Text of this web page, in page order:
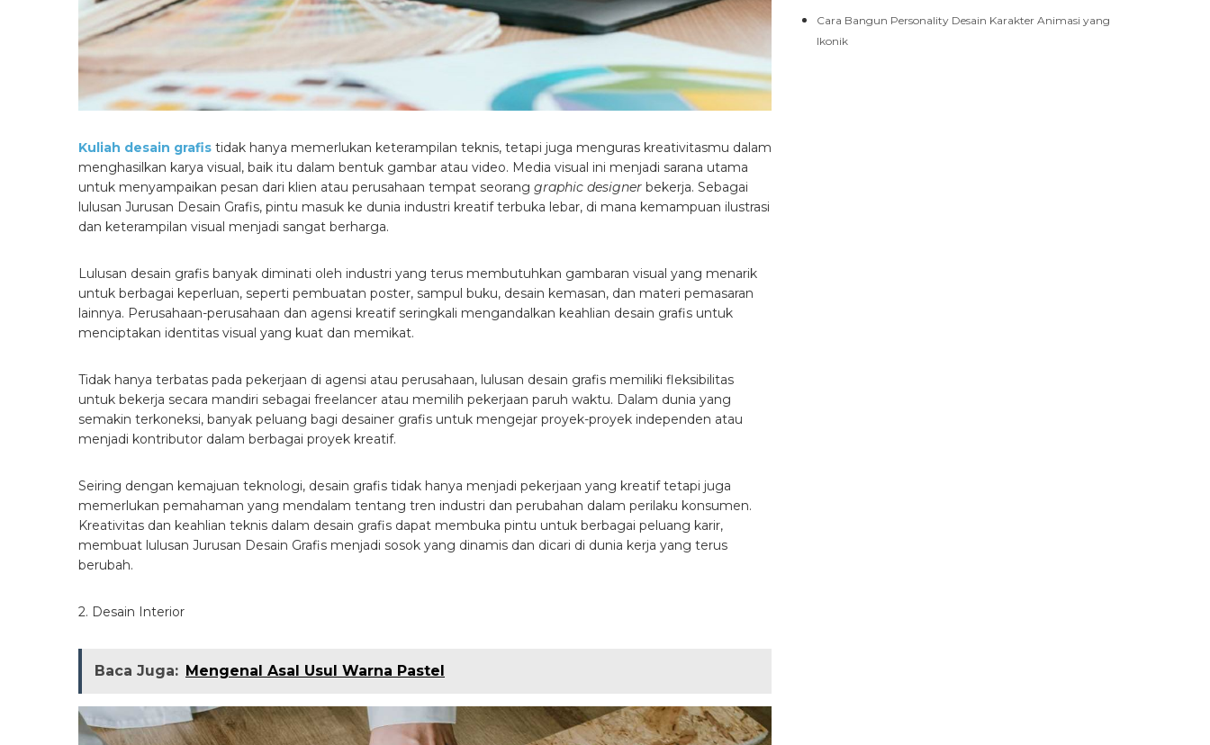
Kuliah desain grafis tidak hanya memerlukan keterampilan teknis, tetapi juga menguras kreativitasmu dalam
menghasilkan karya visual, baik itu dalam bentuk gambar atau video. Media visual ini menjadi sarana utama
untuk menyampaikan pesan dari klien atau perusahaan tempat seorang graphic designer bekerja. Sebagai
lulusan Jurusan Desain Grafis, pintu masuk ke dunia industri kreatif terbuka lebar, di mana kemampuan ilustrasi
dan keterampilan visual menjadi sangat berharga.
Lulusan desain grafis banyak diminati oleh industri yang terus membutuhkan gambaran visual yang menarik
untuk berbagai keperluan, seperti pembuatan poster, sampul buku, desain kemasan, dan materi pemasaran
lainnya. Perusahaan-perusahaan dan agensi kreatif seringkali mengandalkan keahlian desain grafis untuk
menciptakan identitas visual yang kuat dan memikat.
Tidak hanya terbatas pada pekerjaan di agensi atau perusahaan, lulusan desain grafis memiliki fleksibilitas
untuk bekerja secara mandiri sebagai freelancer atau memilih pekerjaan paruh waktu. Dalam dunia yang
semakin terkoneksi, banyak peluang bagi desainer grafis untuk mengejar proyek-proyek independen atau
menjadi kontributor dalam berbagai proyek kreatif.
Seiring dengan kemajuan teknologi, desain grafis tidak hanya menjadi pekerjaan yang kreatif tetapi juga
memerlukan pemahaman yang mendalam tentang tren industri dan perubahan dalam perilaku konsumen.
Kreativitas dan keahlian teknis dalam desain grafis dapat membuka pintu untuk berbagai peluang karir,
membuat lulusan Jurusan Desain Grafis menjadi sosok yang dinamis dan dicari di dunia kerja yang terus
berubah.
2. Desain Interior
Baca Juga: Mengenal Asal Usul Warna Pastel
Cara Bangun Personality Desain Karakter Animasi yang
Ikonik